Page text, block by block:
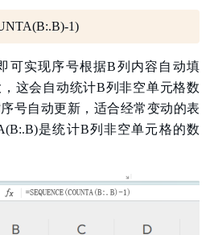
1)
可实现序号根据B列内容自动填
这会自动统计B列非空单元格数
号自动更新，适合经常变动的表
是统计B列非空单元格的数